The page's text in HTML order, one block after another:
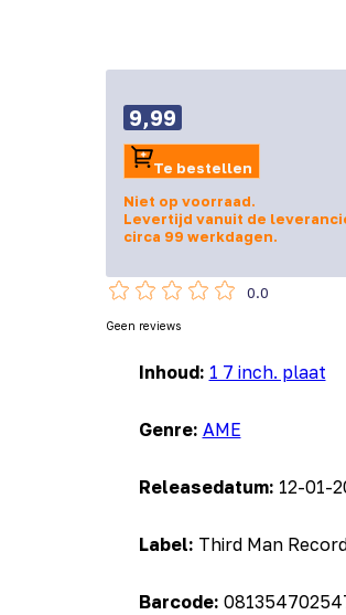
Inhoud: 1 7 inch. plaat
Genre: AME
Releasedatum: 12-01-
Label: Third Man
Barcode:
9,99
Te bestellen
Niet op voorraad.
Levertijd vanuit de
circa 99 werkdagen.
0.0
Geen reviews